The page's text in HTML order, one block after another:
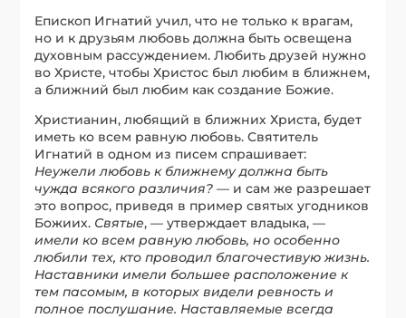
Епископ Игнатий учил, что не только к врагам,
но и к друзьям любовь должна быть освещена
духовным рассуждением. Любить друзей нужно
во Христе, чтобы Христос был любим в ближнем,
а ближний был любим как создание Божие.
Христианин, любящий в ближних Христа, будет
иметь ко всем равную любовь. Святитель
Игнатий в одном из писем спрашивает:
Неужели любовь к ближнему должна быть
чужда всякого различия? — и сам же разрешает
это вопрос, приведя в пример святых угодников
Божиих. Святые, — утверждает владыка, —
имели ко всем равную любовь, но особенно
любили тех, кто проводил благочестивую жизнь.
Наставники имели большее расположение к
тем пасомым, в которых видели ревность и
полное послушание. Наставляемые всегда